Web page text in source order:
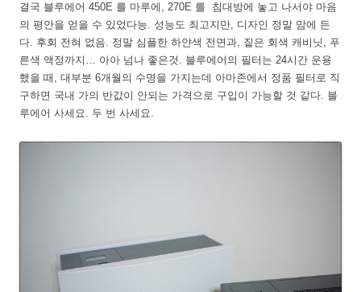
결국 블루에어 450E 를 마루에, 270E 를 침대방에 놓고 나서야 마음
의 평안을 얻을 수 있었다능. 성능도 최고지만, 디자인 정말 맘에 든
다. 후회 전혀 없음. 정말 심플한 하얀색 전면과, 짙은 회색 캐비닛, 푸
른색 액정까지… 아아 넘나 좋은것. 블루에어의 필터는 24시간 운용
했을 때, 대부분 6개월의 수명을 가지는데 아마존에서 정품 필터로 직
구하면 국내 가의 반값이 안되는 가격으로 구입이 가능할 것 같다. 블
루에어 사세요. 두 번 사세요.